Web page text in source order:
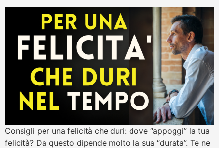
Consigli per una felicità che duri: dove “appoggi” la tua
felicità? Da questo dipende molto la sua “durata”. Te ne